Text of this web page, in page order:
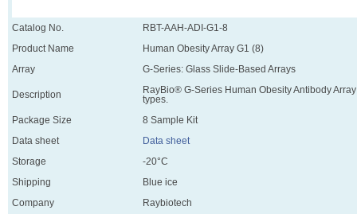
Catalog No.
RBT-AAH-ADI-G1-8
Product Name
Human Obesity Array G1 (8)
Array
G-Series: Glass Slide-Based Arrays
Description
RayBio® G-Series Human Obesity Antibody
types.
Package Size
8 Sample Kit
Data sheet
Data sheet
Storage
-20°C
Shipping
Blue ice
Company
Raybiotech